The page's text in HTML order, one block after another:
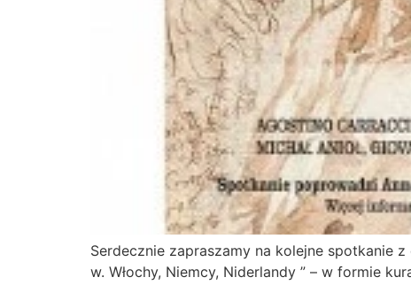
Serdecznie zapraszamy na kolejne spotkanie z
w. Włochy, Niemcy, Niderlandy ” – w formie